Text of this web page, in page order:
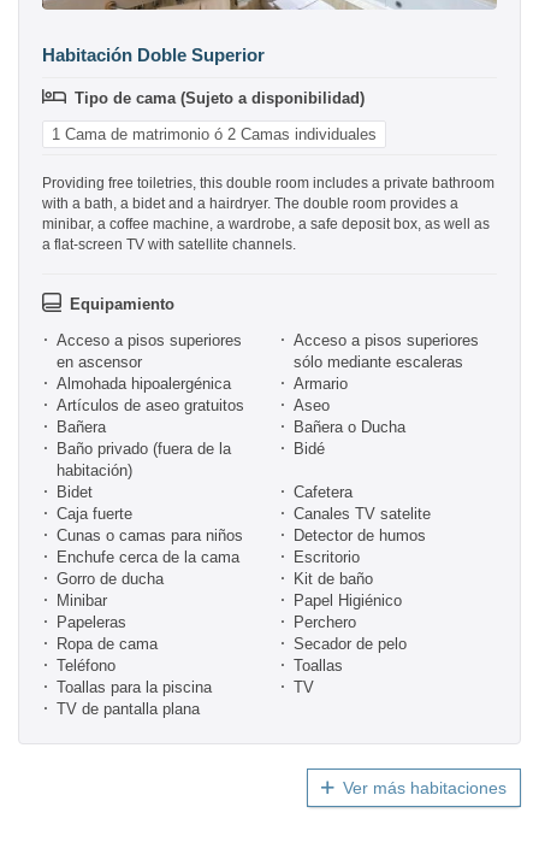
Habitación Doble Superior
Tipo de cama (Sujeto a disponibilidad)
1 Cama de matrimonio ó 2 Camas individuales
Providing free toiletries, this double room includes a private bathroom
with a bath, a bidet and a hairdryer. The double room provides a
minibar, a coffee machine, a wardrobe, a safe deposit box, as well as
a flat-screen TV with satellite channels.
Equipamiento
Acceso a pisos superiores
en ascensor
Acceso a pisos superiores
sólo mediante escaleras
Almohada hipoalergénica
Armario
Artículos de aseo gratuitos
Aseo
Bañera
Bañera o Ducha
Baño privado (fuera de la
habitación)
Bidé
Bidet
Cafetera
Caja fuerte
Canales TV satelite
Cunas o camas para niños
Detector de humos
Enchufe cerca de la cama
Escritorio
Gorro de ducha
Kit de baño
Minibar
Papel Higiénico
Papeleras
Perchero
Ropa de cama
Secador de pelo
Teléfono
Toallas
Toallas para la piscina
TV
TV de pantalla plana
Ver más habitaciones